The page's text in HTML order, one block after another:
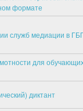
формате
служб медиации в
для
диктант